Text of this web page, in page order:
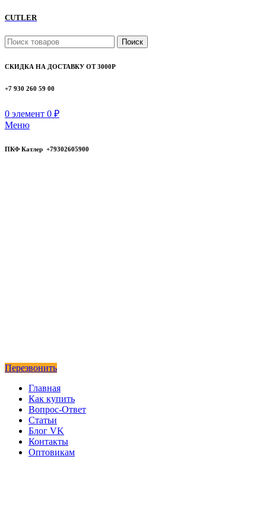
CUTLER
Поиск
СКИДКА НА ДОСТАВКУ ОТ 3000Р
+7 930 260 59 00
0 элемент 0 ₽
Меню
ПКФ Катлер +79302605900
Перезвонить
Главная
Как купить
Вопрос-Ответ
Статьи
Блог VK
Контакты
Оптовикам